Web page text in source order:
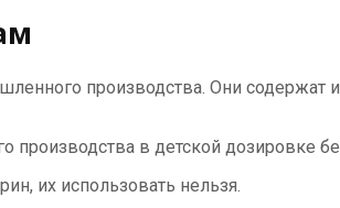
производства. Они содержат
в детской дозировке
их использовать нельзя.